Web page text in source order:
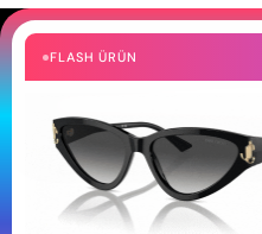
Size Özel
Hemen Kayıt Ol
Üyelik koşullarınıvekişisel
FLASH ÜRÜN